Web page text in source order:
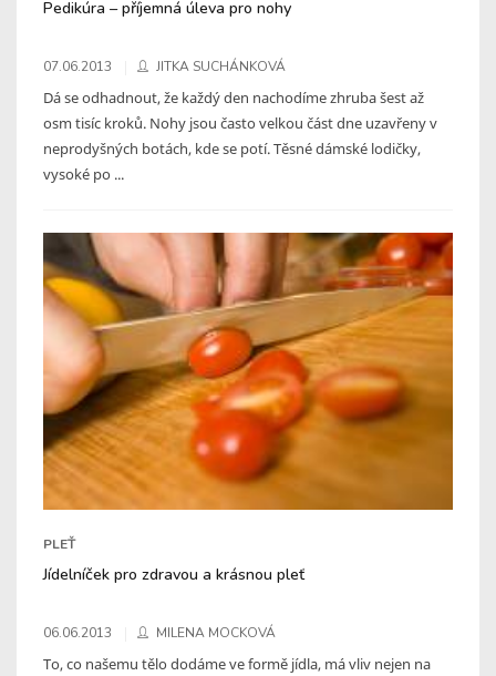
Pedikúra – příjemná úleva pro nohy
07.06.2013 JITKA SUCHÁNKOVÁ
Dá se odhadnout, že každý den nachodíme zhruba šest až
osm tisíc kroků. Nohy jsou často velkou část dne uzavřeny v
neprodyšných botách, kde se potí. Těsné dámské lodičky,
vysoké po ...
PLEŤ
Jídelníček pro zdravou a krásnou pleť
06.06.2013 MILENA MOCKOVÁ
To, co našemu tělo dodáme ve formě jídla, má vliv nejen na